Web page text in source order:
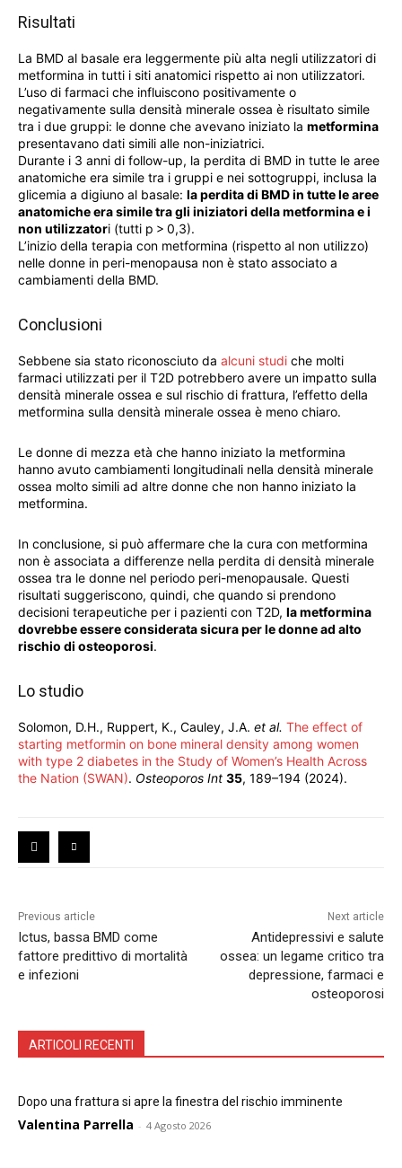
Risultati
La BMD al basale era leggermente più alta negli utilizzatori di
metformina in tutti i siti anatomici rispetto ai non utilizzatori.
L’uso di farmaci che influiscono positivamente o
negativamente sulla densità minerale ossea è risultato simile
tra i due gruppi: le donne che avevano iniziato la metformina
presentavano dati simili alle non-iniziatrici.
Durante i 3 anni di follow-up, la perdita di BMD in tutte le aree
anatomiche era simile tra i gruppi e nei sottogruppi, inclusa la
glicemia a digiuno al basale: la perdita di BMD in tutte le aree
anatomiche era simile tra gli iniziatori della metformina e i
non utilizzatori (tutti p > 0,3).
L’inizio della terapia con metformina (rispetto al non utilizzo)
nelle donne in peri-menopausa non è stato associato a
cambiamenti della BMD.
Conclusioni
Sebbene sia stato riconosciuto da alcuni studi che molti
farmaci utilizzati per il T2D potrebbero avere un impatto sulla
densità minerale ossea e sul rischio di frattura, l’effetto della
metformina sulla densità minerale ossea è meno chiaro.
Le donne di mezza età che hanno iniziato la metformina
hanno avuto cambiamenti longitudinali nella densità minerale
ossea molto simili ad altre donne che non hanno iniziato la
metformina.
In conclusione, si può affermare che la cura con metformina
non è associata a differenze nella perdita di densità minerale
ossea tra le donne nel periodo peri-menopausale. Questi
risultati suggeriscono, quindi, che quando si prendono
decisioni terapeutiche per i pazienti con T2D, la metformina
dovrebbe essere considerata sicura per le donne ad alto
rischio di osteoporosi.
Lo studio
Solomon, D.H., Ruppert, K., Cauley, J.A. et al. The effect of
starting metformin on bone mineral density among women
with type 2 diabetes in the Study of Women’s Health Across
the Nation (SWAN). Osteoporos Int 35, 189–194 (2024).
Previous article
Ictus, bassa BMD come
fattore predittivo di mortalità
e infezioni
Next article
Antidepressivi e salute
ossea: un legame critico tra
depressione, farmaci e
osteoporosi
ARTICOLI RECENTI
Dopo una frattura si apre la finestra del rischio imminente
Valentina Parrella - 4 Agosto 2026